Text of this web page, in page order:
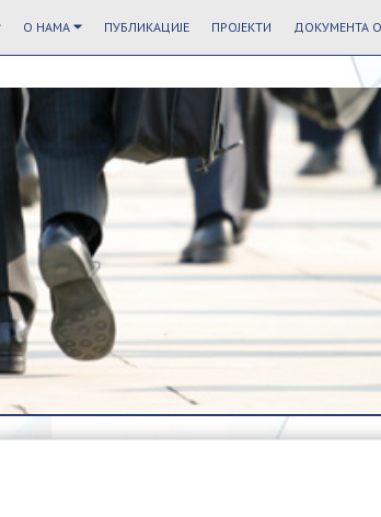
О НАМА ПУБЛИКАЦИЈЕ ПРОЈЕКТИ ДОКУМЕНТА